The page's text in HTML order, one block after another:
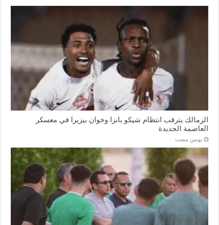
الزمالك يترقب انتظام شيكو بانزا وخوان بيزيرا في معسكر
العاصمة الجديدة
‏يومين مضت